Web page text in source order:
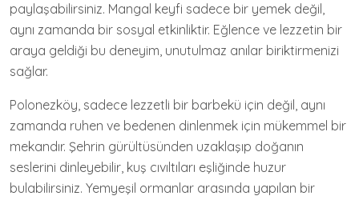
paylaşabilirsiniz. Mangal keyfi sadece bir yemek değil,
aynı zamanda bir sosyal etkinliktir. Eğlence ve lezzetin bir
araya geldiği bu deneyim, unutulmaz anılar biriktirmenizi
sağlar.
Polonezköy, sadece lezzetli bir barbekü için değil, aynı
zamanda ruhen ve bedenen dinlenmek için mükemmel bir
mekandır. Şehrin gürültüsünden uzaklaşıp doğanın
seslerini dinleyebilir, kuş cıvıltıları eşliğinde huzur
bulabilirsiniz. Yemyeşil ormanlar arasında yapılan bir